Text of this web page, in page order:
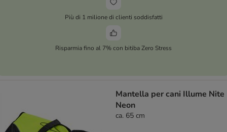
Più di 1 milione di clienti soddisfatti
Risparmia fino al 7% con bitiba Zero Stress
Mantella per cani Illume Nite
Neon
ca. 65 cm